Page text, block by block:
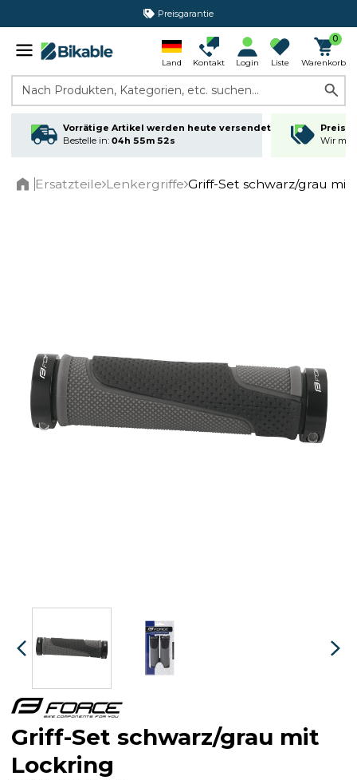
Preisgarantie
365 Tage Rückgabe*
Land Kontakt Login Liste
0
Warenkorb
Nach Produkten, Kategorien, etc. suchen...
Vorrätige Artikel werden heute versendet
Bestelle in: 04h 55m 52s
Wir
Ersatzteile Lenkergriffe Griff-Set schwarz/grau mit
Griff-Set schwarz/grau mit
Lockring